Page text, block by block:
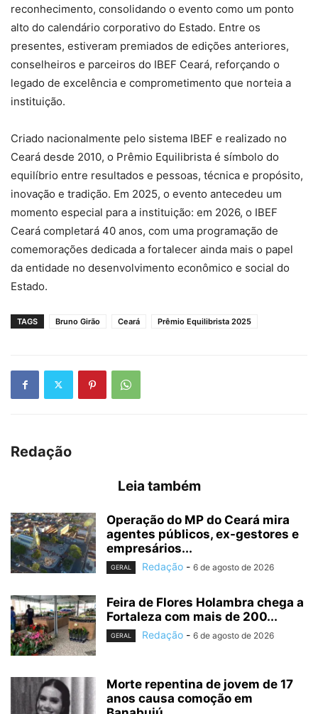
reconhecimento, consolidando o evento como um ponto
alto do calendário corporativo do Estado. Entre os
presentes, estiveram premiados de edições anteriores,
conselheiros e parceiros do IBEF Ceará, reforçando o
legado de excelência e comprometimento que norteia a
instituição.
Criado nacionalmente pelo sistema IBEF e realizado no
Ceará desde 2010, o Prêmio Equilibrista é símbolo do
equilíbrio entre resultados e pessoas, técnica e propósito,
inovação e tradição. Em 2025, o evento antecedeu um
momento especial para a instituição: em 2026, o IBEF
Ceará completará 40 anos, com uma programação de
comemorações dedicada a fortalecer ainda mais o papel
da entidade no desenvolvimento econômico e social do
Estado.
TAGS Bruno Girão Ceará Prêmio Equilibrista 2025
Redação
Leia também
Operação do MP do Ceará mira
agentes públicos, ex-gestores e
empresários...
GERAL Redação - 6 de agosto de 2026
Feira de Flores Holambra chega a
Fortaleza com mais de 200...
GERAL Redação - 6 de agosto de 2026
Morte repentina de jovem de 17
anos causa comoção em